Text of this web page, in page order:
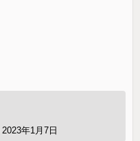
2023年1月7日